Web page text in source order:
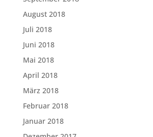
August 2018
Juli 2018
Juni 2018
Mai 2018
April 2018
März 2018
Februar 2018
Januar 2018